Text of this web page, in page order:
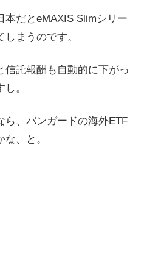
本だとeMAXIS Slimシリー
まうのです。
信託報酬も自動的に下がっ
。
ら、バンガードの海外ETF
、と。